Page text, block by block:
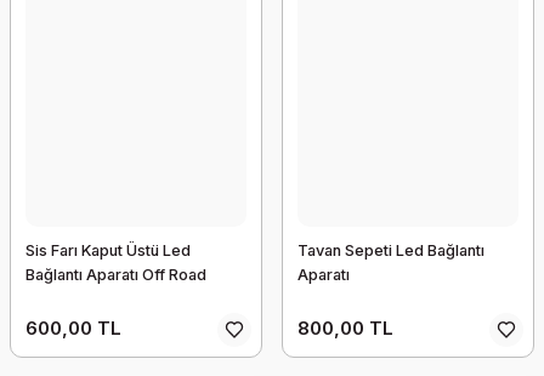
Sis Farı Kaput Üstü Led
Bağlantı Aparatı Off Road
600,00 TL
Tavan Sepeti Led Bağlantı
Aparatı
800,00 TL